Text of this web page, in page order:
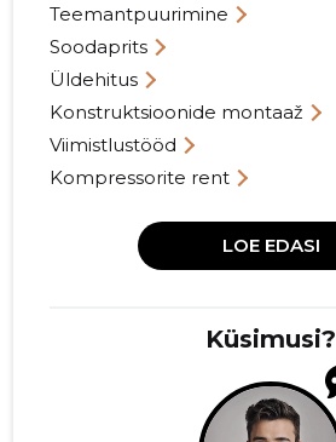
Teemantpuurimine
Soodaprits
Üldehitus
Konstruktsioonide montaaž
Viimistlustööd
Kompressorite rent
LOE EDASI
Küsimusi?